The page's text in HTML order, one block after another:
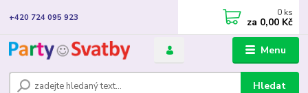
Menu
Hledat
+420 724 095 923 0 ks
za 0,00 Kč